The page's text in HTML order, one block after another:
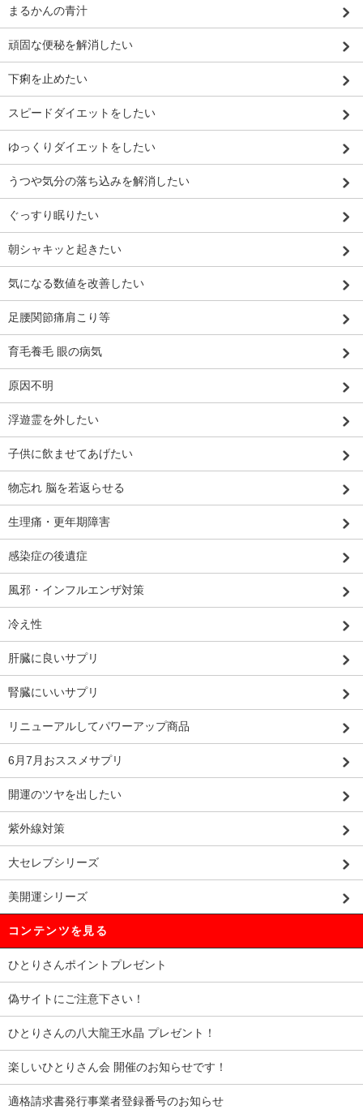
まるかんの青汁
頑固な便秘を解消したい
下痢を止めたい
スピードダイエットをしたい
ゆっくりダイエットをしたい
うつや気分の落ち込みを解消したい
ぐっすり眠りたい
朝シャキッと起きたい
気になる数値を改善したい
足腰関節痛肩こり等
育毛養毛 眼の病気
原因不明
浮遊霊を外したい
子供に飲ませてあげたい
物忘れ 脳を若返らせる
生理痛・更年期障害
感染症の後遺症
風邪・インフルエンザ対策
冷え性
肝臓に良いサプリ
腎臓にいいサプリ
リニューアルしてパワーアップ商品
6月7月おススメサプリ
開運のツヤを出したい
紫外線対策
大セレブシリーズ
美開運シリーズ
コンテンツを見る
ひとりさんポイントプレゼント
偽サイトにご注意下さい！
ひとりさんの八大龍王水晶 プレゼント！
楽しいひとりさん会 開催のお知らせです！
適格請求書発行事業者登録番号のお知らせ